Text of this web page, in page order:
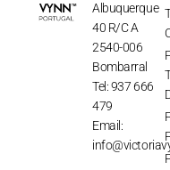
Albuquerque
40 R/C A
2540-006
Bombarral
Tel: 937 666
479
Email: